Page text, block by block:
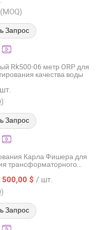
(MOQ)
Запрос
Rk500-06 метр ORP для
качества воды
Запрос
Карла Фишера для
трансформаторного
$ / шт.
Запрос
Ltd.